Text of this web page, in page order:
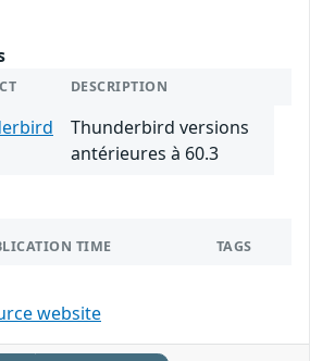
DESCRIPTION
Thunderbird versions
antérieures à 60.3
TIME TAGS
website